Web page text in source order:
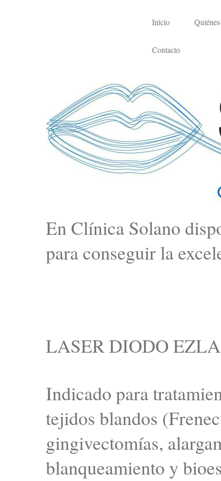
Inicio
Contacto
En Clínica Solano
para conseguir la
LASER DIODO
Indicado para
tejidos blandos
gingivectomías,
blanqueamiento y